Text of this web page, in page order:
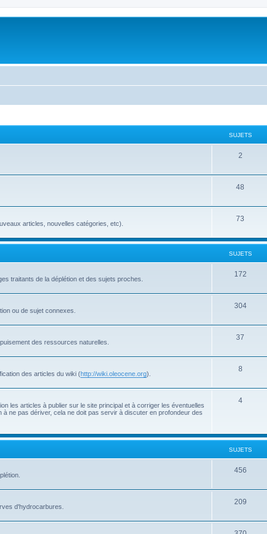
SUJETS
2
48
articles, nouvelles catégories, etc).
73
SUJETS
traitants de la déplétion et des sujets proches.
172
ou de sujet connexes.
304
des ressources naturelles.
37
des articles du wiki (http://wiki.oleocene.org).
8
les articles à publier sur le site principal et à corriger les éventuelles
ne pas dériver, cela ne doit pas servir à discuter en profondeur des
4
SUJETS
456
d'hydrocarbures.
209